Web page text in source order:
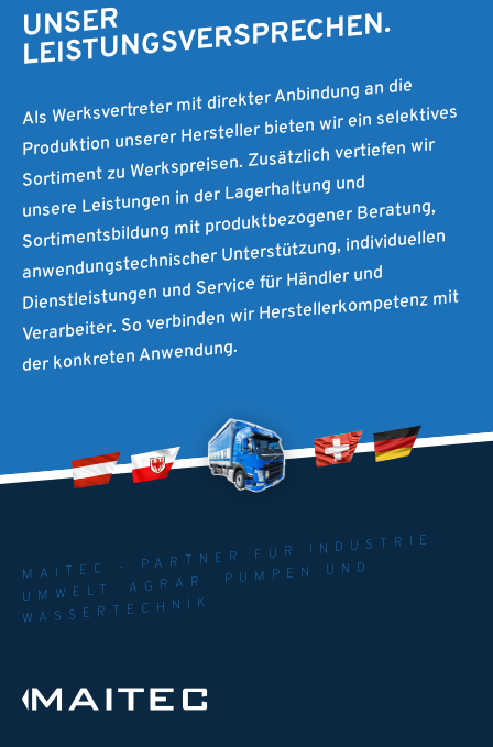
UNSER
LEISTUNGSVERSPRECHEN.
Als Werksvertreter mit direkter Anbindung an die
Produktion unserer Hersteller bieten wir ein selektives
Sortiment zu Werkspreisen. Zusätzlich vertiefen wir
unsere Leistungen in der Lagerhaltung und
Sortimentsbildung mit produktbezogener Beratung,
anwendungstechnischer Unterstützung, individuellen
Dienstleistungen und Service für Händler und
Verarbeiter. So verbinden wir Herstellerkompetenz mit
der konkreten Anwendung.
MAITEC - PARTNER FÜR INDUSTRIE.
UMWELT. AGRAR. PUMPEN UND
WASSERTECHNIK